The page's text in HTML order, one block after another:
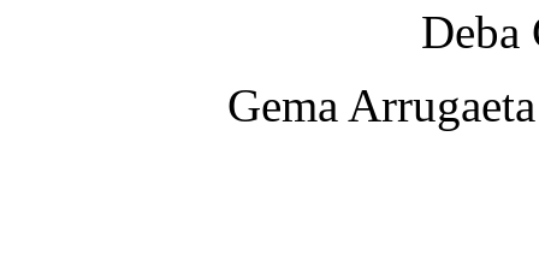
Deba
Gema